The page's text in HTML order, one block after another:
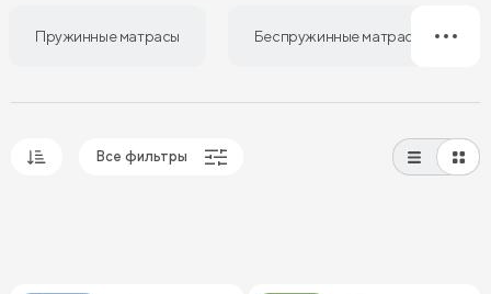
Пружинные матрасы Беспружинные матрасы
Все фильтры